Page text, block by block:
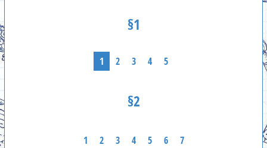
§1
1 2 3 4 5
§2
1 2 3 4 5 6 7